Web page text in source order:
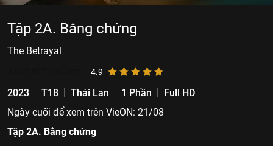
Tập 2A. Bằng chứng
The Betrayal
4.9
2023 T18 Thái Lan 1 Phần
Full HD
Ngày cuối để xem trên VieON: 21/08
Tập 2A. Bằng chứng